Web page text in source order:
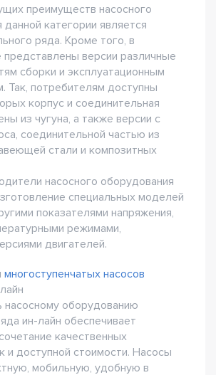
преимуществ насосного
категории является
ряда. Кроме того, в
представлены версии различные
сборки и эксплуатационным
Так, потребителям доступны
корпус и соединительная
из чугуна, а также версии с
соединительной частью из
стали и композитных
насосного оборудования
специальных моделей
показателями напряжения,
режимами,
двигателей.
многоступенчатых насосов
насосному оборудованию
ин-лайн обеспечивает
качественных
и доступной стоимости. Насосы
мобильную, удобную в